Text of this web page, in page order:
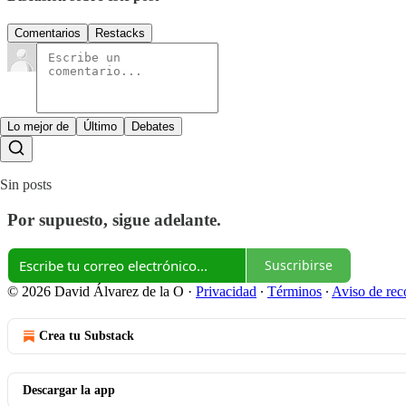
Comentarios Restacks
Lo mejor de Último Debates
Sin posts
Por supuesto, sigue adelante.
Suscribirse
© 2026 David Álvarez de la O · Privacidad ∙ Términos ∙ Aviso de
Crea tu Substack
Descargar la app